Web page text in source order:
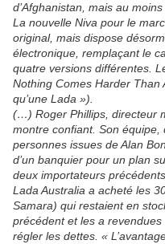
d’Afghanistan, mais au
La nouvelle Niva pour le
original, mais dispose
électronique, remplaçant le
quatre versions différentes.
Nothing Comes Harder Than
qu’une Lada »).
(…) Roger Phillips, directeur
montre confiant. Son
personnes issues de Alan
d’un banquier pour un plan
deux importateurs
Lada Australia a acheté les
Samara) qui restaient en
précédent et les a
régler les dettes. «